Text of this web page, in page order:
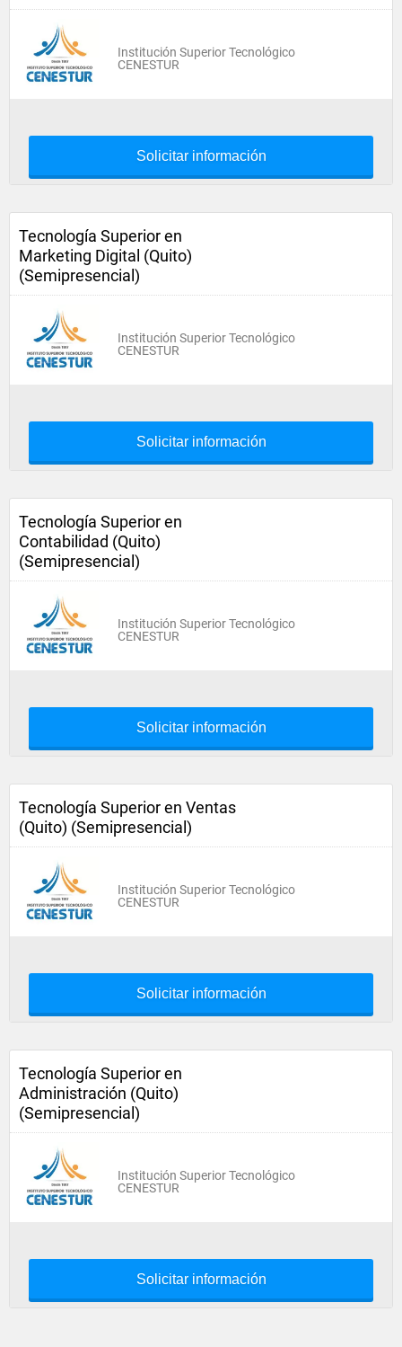
Institución Superior Tecnológico
CENESTUR
Solicitar información
Tecnología Superior en
Marketing Digital (Quito)
(Semipresencial)
Institución Superior Tecnológico
CENESTUR
Solicitar información
Tecnología Superior en
Contabilidad (Quito)
(Semipresencial)
Institución Superior Tecnológico
CENESTUR
Solicitar información
Tecnología Superior en Ventas
(Quito) (Semipresencial)
Institución Superior Tecnológico
CENESTUR
Solicitar información
Tecnología Superior en
Administración (Quito)
(Semipresencial)
Institución Superior Tecnológico
CENESTUR
Solicitar información